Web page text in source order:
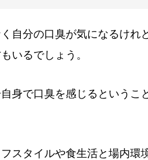
自分の口臭が気になるけれ
いるでしょう。
身で口臭を感じるというこ
スタイルや食生活と場内